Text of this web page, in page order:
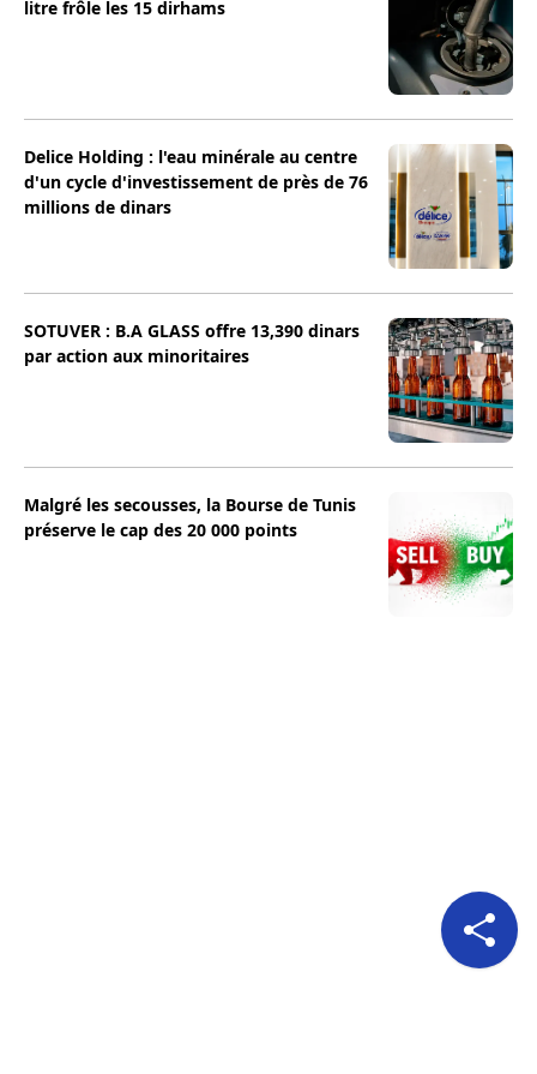
litre frôle les 15 dirhams
Delice Holding : l'eau minérale au centre
d'un cycle d'investissement de près de 76
millions de dinars
SOTUVER : B.A GLASS offre 13,390 dinars
par action aux minoritaires
Malgré les secousses, la Bourse de Tunis
préserve le cap des 20 000 points